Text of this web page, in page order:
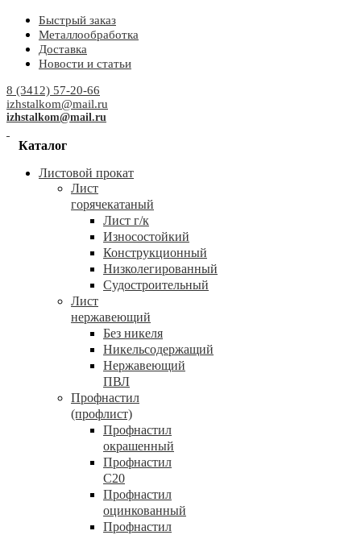
Быстрый заказ
Металлообработка
Доставка
Новости и статьи
8 (3412) 57-20-66
izhstalkom@mail.ru
izhstalkom@mail.ru
Каталог
Листовой прокат
Лист
горячекатаный
Лист г/к
Износостойкий
Конструкционный
Низколегированный
Судостроительный
Лист
нержавеющий
Без никеля
Никельсодержащий
Нержавеющий
ПВЛ
Профнастил
(профлист)
Профнастил
окрашенный
Профнастил
С20
Профнастил
оцинкованный
Профнастил